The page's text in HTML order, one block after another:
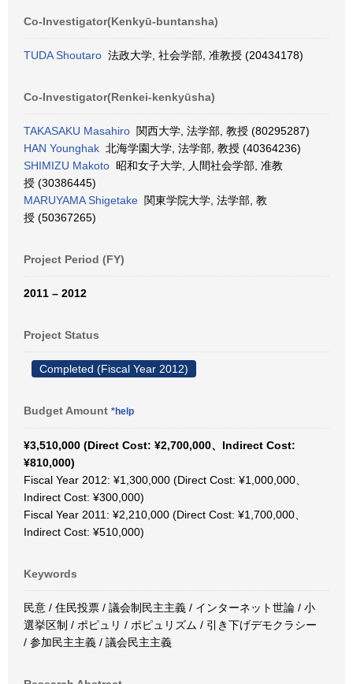
Co-Investigator(Kenkyū-buntansha)
TUDA Shoutaro 法政大学, 社会学部, 准教授 (20434178)
Co-Investigator(Renkei-kenkyūsha)
TAKASAKU Masahiro 関西大学, 法学部, 教授 (80295287)
HAN Younghak 北海学園大学, 法学部, 教授 (40364236)
SHIMIZU Makoto 昭和女子大学, 人間社会学部, 准教
授 (30386445)
MARUYAMA Shigetake 関東学院大学, 法学部, 教
授 (50367265)
Project Period (FY)
2011 – 2012
Project Status
Completed (Fiscal Year 2012)
Budget Amount *help
¥3,510,000 (Direct Cost: ¥2,700,000、Indirect Cost:
¥810,000)
Fiscal Year 2012: ¥1,300,000 (Direct Cost: ¥1,000,000、
Indirect Cost: ¥300,000)
Fiscal Year 2011: ¥2,210,000 (Direct Cost: ¥1,700,000、
Indirect Cost: ¥510,000)
Keywords
民意 / 住民投票 / 議会制民主主義 / インターネット世論 / 小
選挙区制 / ポピュリ / ポピュリズム / 引き下げデモクラシー
/ 参加民主主義 / 議会民主主義